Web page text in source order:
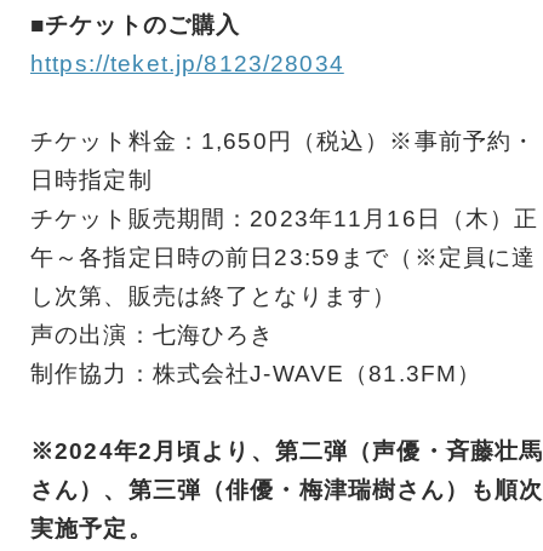
■チケットのご購入
https://teket.jp/8123/28034
チケット料金：1,650円（税込）※事前予約・
日時指定制
チケット販売期間：2023年11月16日（木）正
午～各指定日時の前日23:59まで（※定員に達
し次第、販売は終了となります）
声の出演：七海ひろき
制作協力：株式会社J-WAVE（81.3FM）
※2024年2月頃より、第二弾（声優・斉藤壮馬
さん）、第三弾（俳優・梅津瑞樹さん）も順次
実施予定。